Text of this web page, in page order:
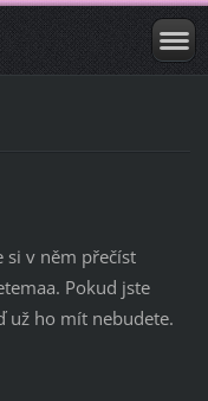
si v něm přečíst
Pokud jste
už ho mít nebudete.